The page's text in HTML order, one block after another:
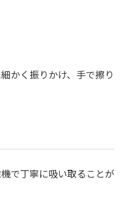
かく振りかけ、手で擦り
で丁寧に吸い取ることが